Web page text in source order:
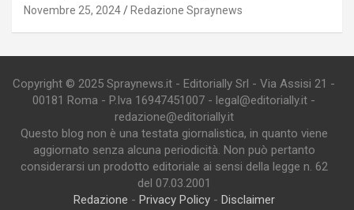
Novembre 25, 2024 Redazione Spraynews
Copyright © 2025 Spraynews.it - Editorially Srl - Via Assisi 21 -
00181 Roma - P.Iva 16947451007 - legal@editorially.it -
redazione@editorially.it
Questo blog non è una testata giornalistica, in quanto viene
aggiornato senza alcuna periodicità. Non può pertanto
considerarsi un prodotto editoriale ai sensi della legge n. 62
del 07.03.2001
Redazione - Privacy Policy- Disclaimer